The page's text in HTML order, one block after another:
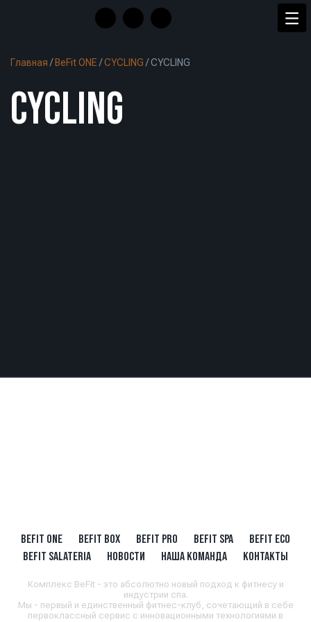
Главная / BeFit ONE /CYCLING /CYCLING
CYCLING
BEFIT ONE BEFIT BOX BEFIT PRO BEFIT SPA
BEFIT ECO
BEFIT SALATERIA
НОВОСТИ НАША КОМАНДА КОНТАКТЫ
Комплекс BeFit - это абсолютно новый подход к фитнесу и
индустрии спа.
Мы - первый и единственный фитнес-клуб, сочетающий в себе
первоклассный сервис с инновационными технологиями в